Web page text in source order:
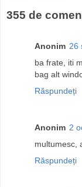
355 de
Anonim 26
ba frate, iti
bag alt
Răspundeți
Anonim 2
multumesc,
Răspundeți